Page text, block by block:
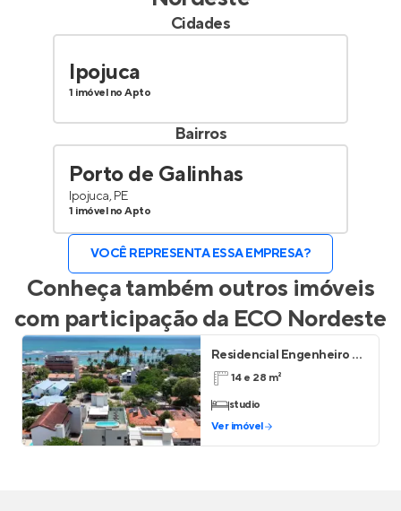
Cidades
Ipojuca
1 imóvel no Apto
Bairros
Porto de Galinhas
Ipojuca, PE
1 imóvel no Apto
VOCÊ REPRESENTA ESSA EMPRESA?
Conheça também outros imóveis
com participação da ECO Nordeste
Residencial Engenheiro Paulo Borba
14 e 28 m²
studio
Ver imóvel